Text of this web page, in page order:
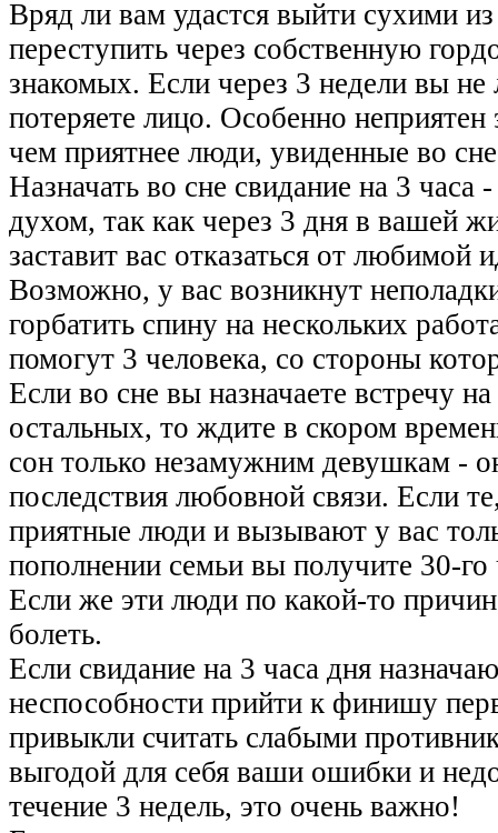
Вряд ли вам удастся выйти сухими
переступить через собственную
знакомых. Если через 3 недели вы
потеряете лицо. Особенно
чем приятнее люди, увиденные во
Назначать во сне свидание на 3 часа
духом, так как через 3 дня в вашей
заставит вас отказаться от любимой
Возможно, у вас возникнут
горбатить спину на нескольких
помогут 3 человека, со стороны
Если во сне вы назначаете встречу
остальных, то ждите в скором
сон только незамужним девушкам -
последствия любовной связи. Если
приятные люди и вызывают у вас
пополнении семьи вы получите 30-
Если же эти люди по какой-то
болеть.
Если свидание на 3 часа дня
неспособности прийти к финишу
привыкли считать слабыми
выгодой для себя ваши ошибки и
течение 3 недель, это очень важно!